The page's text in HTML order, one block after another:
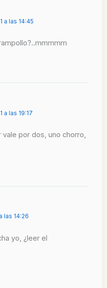
a las 14:45
a las 19:17
por dos, uno chorro,
las 14:26
yo, ¿leer el